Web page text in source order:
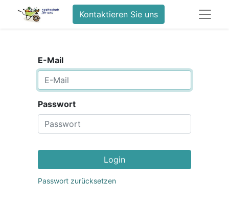
Kontaktieren Sie uns
E-Mail
Passwort
Login
Passwort zurücksetzen